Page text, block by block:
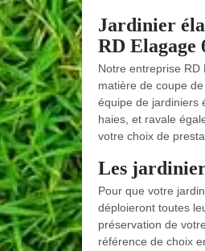
Jardinier
RD Elagage
Notre entreprise RD
matière de coupe
équipe de jardiniers
haies, et ravale
votre choix de
Les
Pour que votre
déploieront toutes
préservation de
référence de choix